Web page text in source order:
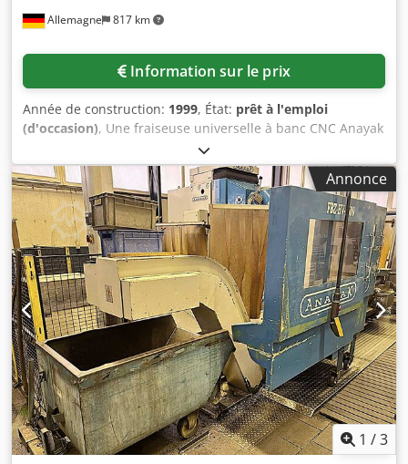
Allemagne 817 km
Information sur le prix
Année de construction: 1999, État: prêt à l'emploi
(d'occasion), Une fraiseuse universelle à banc CNC Anayak
est disponible. Courses X/Y/Z : 2000mm/1300mm/1460mm,
dimensions de la table X/Y : 1350mm/1550mm, capacité
maximale de la table : 6000kg, vitesse de rotation :
3000t/min, cône de broche : ISO50, avance : 3m/min,
rapide : 10m/min, poids : env. 24000kg, commande :
Heidenhain TNC426CB. Documentation disponible. Une
visite sur place est possible. Cedpoy N Ddfjfx Adtjrf
Annonce
1 /3